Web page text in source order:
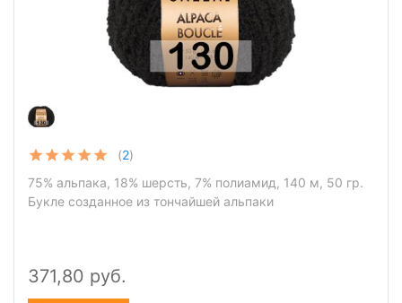
(2)
75% альпака, 18% шерсть, 7% полиамид, 140 м, 50 гр.
Букле созданное из тончайшей альпаки
371,80 руб.